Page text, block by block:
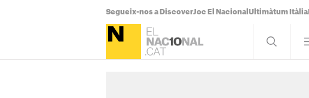
Segueix-nos a DiscoverJoc El Nacional Ultimàtum Itàlia